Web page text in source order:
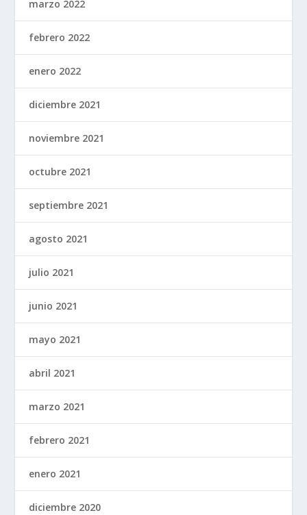
marzo 2022
febrero 2022
enero 2022
diciembre 2021
noviembre 2021
octubre 2021
septiembre 2021
agosto 2021
julio 2021
junio 2021
mayo 2021
abril 2021
marzo 2021
febrero 2021
enero 2021
diciembre 2020